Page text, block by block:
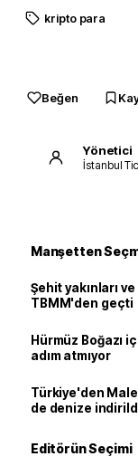
kripto para
Beğen
Yönetici
İstanbul
Manşetten
Şehit yakınları
TBMM'den geçti
Hürmüz Boğazı
adım atmıyor
Türkiye'den
de denize
Editörün Seçimi